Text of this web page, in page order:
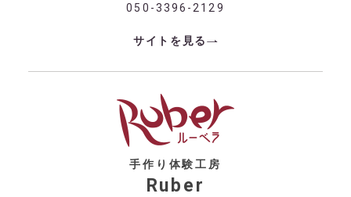
050-3396-2129
サイトを見る
手作り体験工房
Ruber